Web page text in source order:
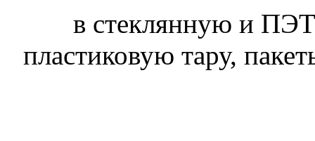
в стеклянную и
пластиковую тару,